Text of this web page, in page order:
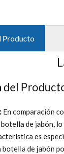
Producto
del
En comparación
de jabón,
es
botella de jabón